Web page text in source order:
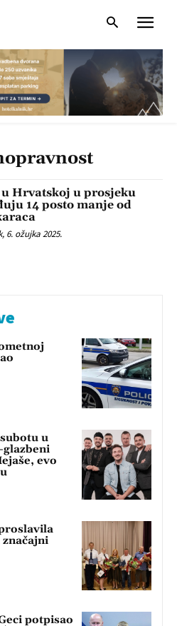
u Hrvatskoj u prosjeku
14 posto manje od
6. ožujka 2025.
u
glazbeni
evo
potpisao